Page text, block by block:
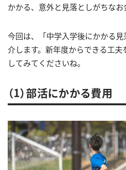
かかる、意外と見落としがちなお
今回は、「中学入学後にかかる
介します。新年度からできる工
してみてくださいね。
（1）部活にかかる費用